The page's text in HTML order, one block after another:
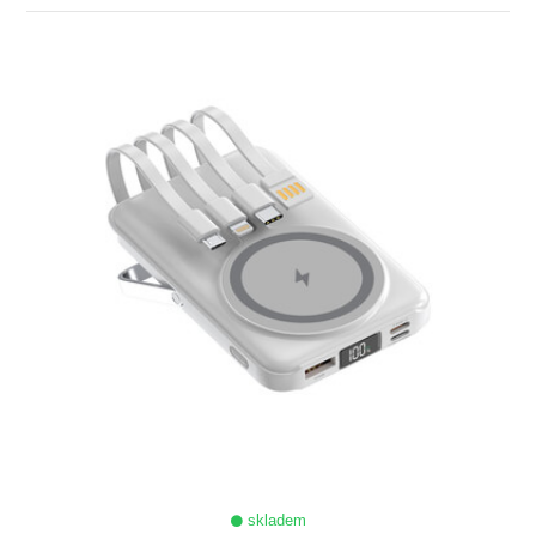
skladem